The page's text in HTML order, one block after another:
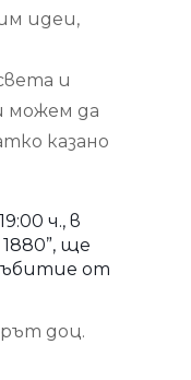
идеи,
и
можем да
казано
ч., в
1880”, ще
от
доц.